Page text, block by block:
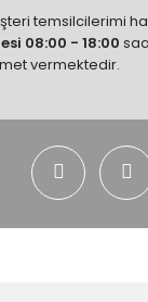
temsilcilerimi
08:00 - 18:00
vermektedir.